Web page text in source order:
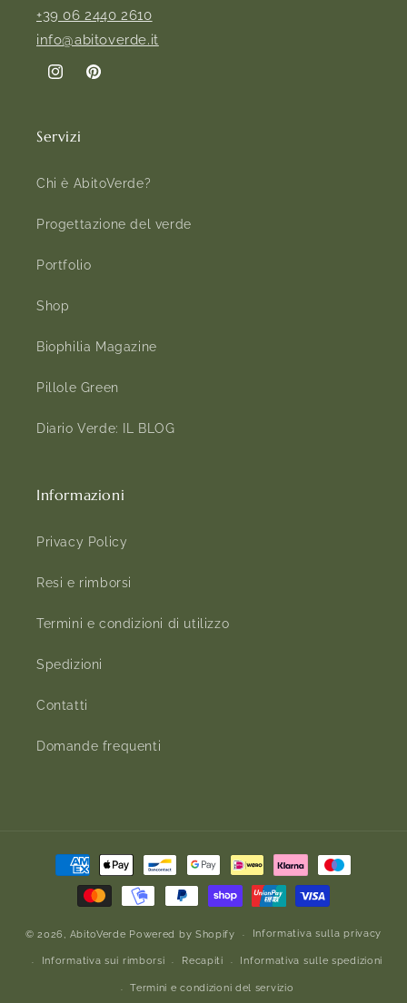
+39 06 2440 2610
info@abitoverde.it
InstagramPinterest
Servizi
Chi è AbitoVerde?
Progettazione del verde
Portfolio
Shop
Biophilia Magazine
Pillole Green
Diario Verde: IL BLOG
Informazioni
Privacy Policy
Resi e rimborsi
Termini e condizioni di utilizzo
Spedizioni
Contatti
Domande frequenti
Metodi
pagamento
© 2026, AbitoVerde Powered by Shopify Informativa sulla privacy
Informativa sui rimborsi Recapiti Informativa sulle spedizioni
Termini e condizioni del servizio